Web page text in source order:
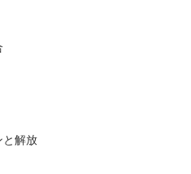
と解放